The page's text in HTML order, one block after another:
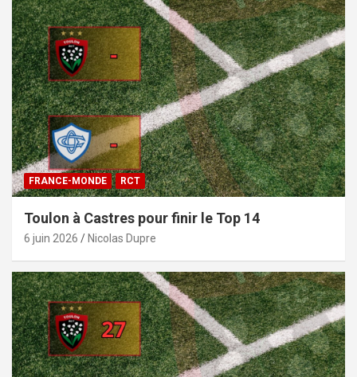
FRANCE-MONDE RCT
Toulon à Castres pour finir le Top 14
6 juin 2026 Nicolas Dupre